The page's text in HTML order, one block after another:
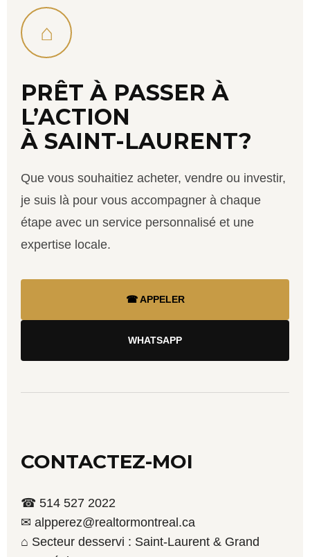
⌂
PRÊT À PASSER À
L’ACTION
À SAINT-LAURENT?
Que vous souhaitiez acheter, vendre ou investir,
je suis là pour vous accompagner à chaque
étape avec un service personnalisé et une
expertise locale.
☎ APPELER
WHATSAPP
CONTACTEZ-MOI
☎ 514 527 2022
✉ alpperez@realtormontreal.ca
⌂ Secteur desservi : Saint-Laurent & Grand